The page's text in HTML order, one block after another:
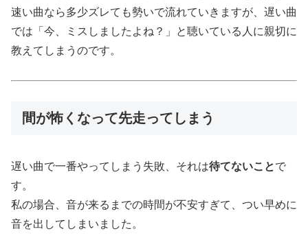
速い曲なら多少ズレても勢いで流れていきますが、遅い曲
では「今、ミスしましたよね？」と聴いている人に親切に
教えてしまうのです。
間が怖くなって先走ってしまう
遅い曲で一番やってしまう失敗、それは待てないことで
す。
私の場合、音が来るまでの時間が不安すぎて、つい早めに
音を出してしまいました。